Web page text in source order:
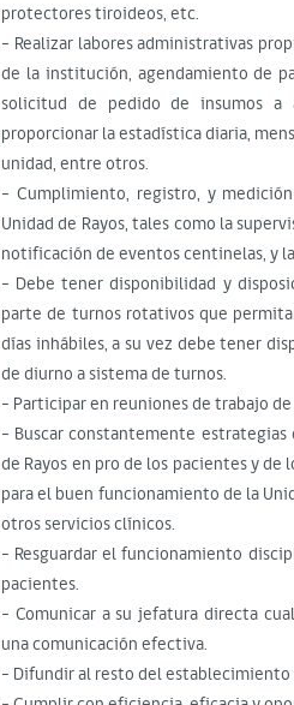
protectores tiroideos, etc.
- Realizar labores administrativas
de la institución, agendamiento de
solicitud de pedido de insumos a
proporcionar la estadística diaria,
unidad, entre otros.
- Cumplimiento, registro, y
Unidad de Rayos, tales como la
notificación de eventos centinelas, y
- Debe tener disponibilidad y
parte de turnos rotativos que
días inhábiles, a su vez debe tener
de diurno a sistema de turnos.
- Participar en reuniones de trabajo
- Buscar constantemente
de Rayos en pro de los pacientes y
para el buen funcionamiento de la
otros servicios clínicos.
- Resguardar el funcionamiento
pacientes.
- Comunicar a su jefatura directa
una comunicación efectiva.
- Difundir al resto del establecimiento